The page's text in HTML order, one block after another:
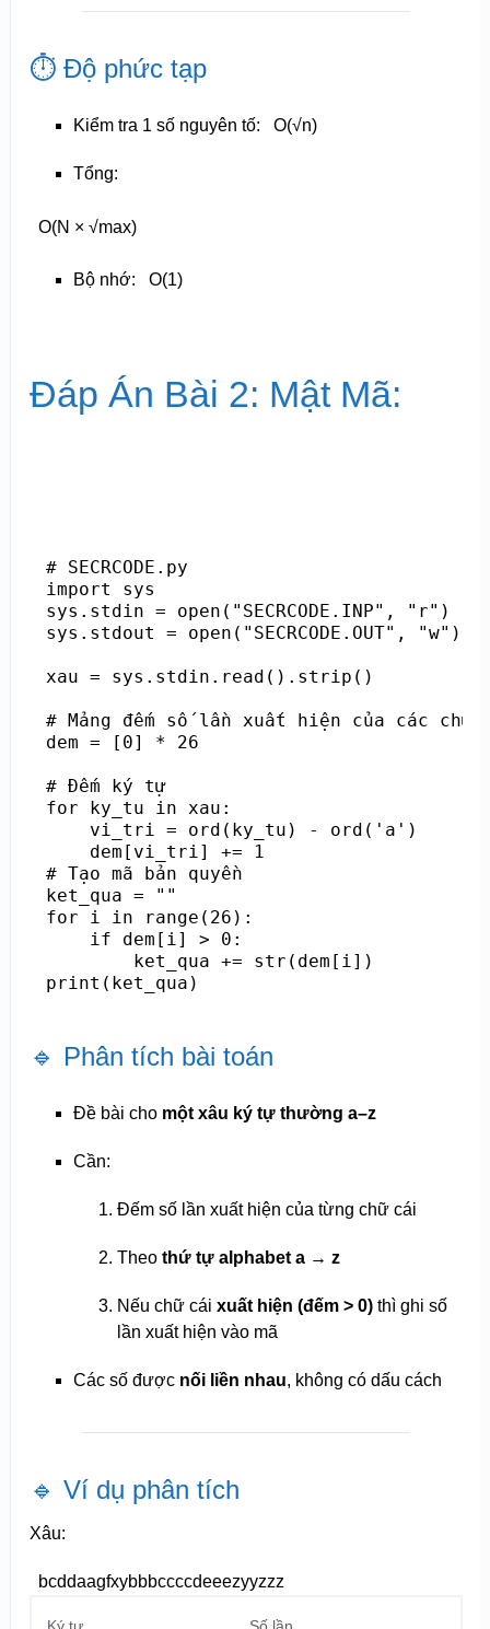
⏱️ Độ phức tạp
Kiểm tra 1 số nguyên tố: O(√n)
Tổng:
O(N × √max)
Bộ nhớ: O(1)
Đáp Án Bài 2: Mật Mã:
# SECRCODE.py
import sys
sys.stdin = open("SECRCODE.INP", "r")
sys.stdout = open("SECRCODE.OUT", "w")
xau = sys.stdin.read().strip()
# Mảng đếm số lần xuất hiện của các
dem = [0] * 26
# Đếm ký tự
for ky_tu in xau:
    vi_tri = ord(ky_tu) - ord('a')
    dem[vi_tri] += 1
# Tạo mã bản quyền
ket_qua = ""
for i in range(26):
    if dem[i] > 0:
        ket_qua += str(dem[i])
🔹 Phân tích bài toán
Đề bài cho một xâu ký tự thường a–z
Cần:
Đếm số lần xuất hiện của từng chữ cái
Theo thứ tự alphabet a → z
Nếu chữ cái xuất hiện (đếm > 0)thì ghi số
lần xuất hiện vào mã
Các số được nối liền nhau, không có dấu cách
🔹 Ví dụ phân tích
Xâu:
bcddaagfxybbbccccdeeezyyzzz